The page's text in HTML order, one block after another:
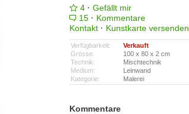
4 · Gefällt mir
15 · Kommentare
Kontakt · Kunstkarte versenden
Verfügbarkeit:
Verkauft
Grösse:
100 x 80 x 2 cm
Technik:
Mischtechnik
Medium:
Leinwand
Kategorie:
Malerei
Kommentare